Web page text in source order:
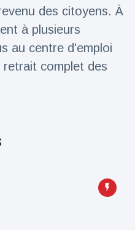
des citoyens. À
à plusieurs
au centre d'emploi
complet des